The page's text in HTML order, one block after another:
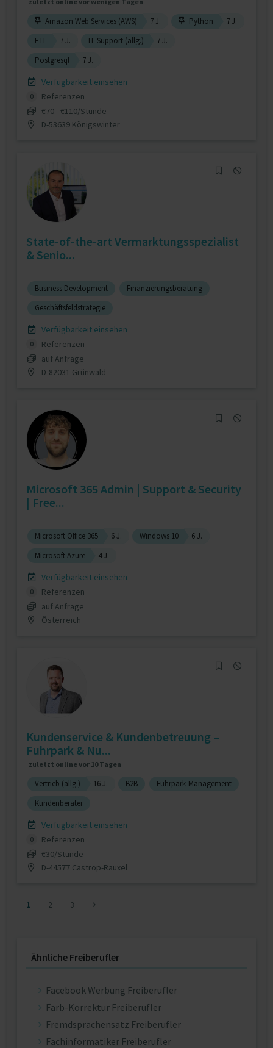
Amazon Web Services (AWS) 7 J. Python
7 J.
ETL
7 J. IT-Support (allg.)
7 J.
Postgresql
7 J.
Verfügbarkeit einsehen
0
Referenzen
€70 - €110/Stunde
D-53639 Königswinter
State-of-the-art Vermarktungsspezialist
& Senio...
Business Development
Finanzierungsberatung
Geschäftsfeldstrategie
Verfügbarkeit einsehen
0
Referenzen
auf Anfrage
D-82031 Grünwald
Microsoft 365 Admin | Support & Security
| Free...
Microsoft Office 365 6 J. Windows 10
6 J.
Microsoft Azure
4 J.
Verfügbarkeit einsehen
0
Referenzen
auf Anfrage
Österreich
Kundenservice & Kundenbetreuung –
Fuhrpark & Nu...
zuletzt online vor 10 Tagen
Vertrieb (allg.) 16 J. B2B
Fuhrpark-Management
Kundenberater
Verfügbarkeit einsehen
0
Referenzen
€30/Stunde
D-44577 Castrop-Rauxel
1 2 3
Ähnliche Freiberufler
Facebook Werbung Freiberufler
Farb-Korrektur Freiberufler
Fremdsprachensatz Freiberufler
Fachinformatiker Freiberufler